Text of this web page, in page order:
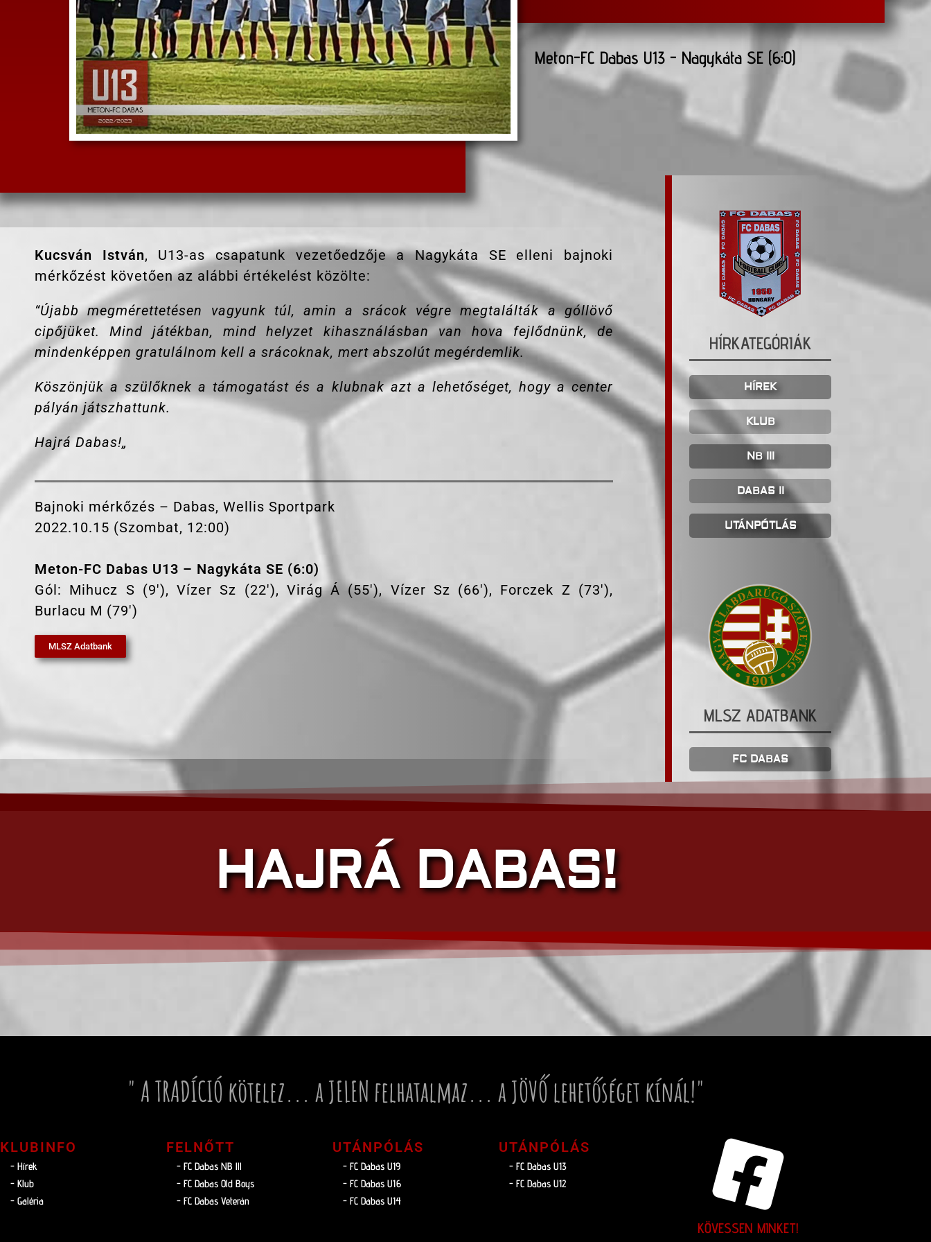
Meton-FC Dabas U13 - Nagykáta SE (6:0)
Kucsván István, U13-as csapatunk vezetőedzője a Nagykáta SE elleni bajnoki
mérkőzést követően az alábbi értékelést közölte:
“Újabb megmérettetésen vagyunk túl, amin a srácok végre megtalálták a góllövő
cipőjüket. Mind játékban, mind helyzet kihasználásban van hova fejlődnünk, de
mindenképpen gratulálnom kell a srácoknak, mert abszolút megérdemlik.
Köszönjük a szülőknek a támogatást és a klubnak azt a lehetőséget, hogy a center
pályán játszhattunk.
Hajrá Dabas!„
Bajnoki mérkőzés – Dabas, Wellis Sportpark
2022.10.15 (Szombat, 12:00)
Meton-FC Dabas U13 – Nagykáta SE (6:0)
Gól: Mihucz S (9′), Vízer Sz (22′), Virág Á (55′), Vízer Sz (66′), Forczek Z (73′),
Burlacu M (79′)
MLSZ Adatbank
HÍRKATEGÓRIÁK
HÍREK
KLUB
NB III
DABAS II
UTÁNPÓTLÁS
MLSZ ADATBANK
FC DABAS
HAJRÁ DABAS!
" A TRADÍCIÓ kötelez... a JELEN felhatalmaz... a JÖVŐ lehetőséget kínál!"
KLUBINFO
- Hírek
- Klub
- Galéria
FELNŐTT
- FC Dabas NB lll
- FC Dabas Old Boys
- FC Dabas Veterán
UTÁNPÓLÁS
- FC Dabas U19
- FC Dabas U16
- FC Dabas U14
UTÁNPÓLÁS
- FC Dabas U13
- FC Dabas U12
KÖVESSEN MINKET!